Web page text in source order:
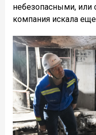
небезопасными,
компания искала